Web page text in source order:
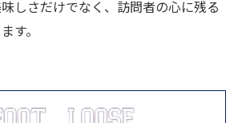
しさだけでなく、訪問者の心に残る
す。